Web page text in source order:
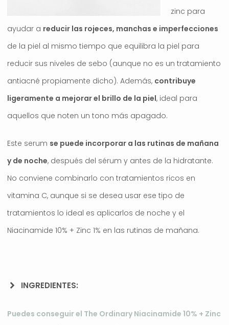
zinc para
ayudar a reducir las rojeces, manchas e imperfecciones
de la piel al mismo tiempo que equilibra la piel para
reducir sus niveles de sebo (aunque no es un tratamiento
antiacné propiamente dicho). Además, contribuye
ligeramente a mejorar el brillo de la piel, ideal para
aquellos que noten un tono más apagado.
Este serum se puede incorporar a las rutinas de mañana
y de noche, después del sérum y antes de la hidratante.
No conviene combinarlo con tratamientos ricos en
vitamina C, aunque si se desea usar ese tipo de
tratamientos lo ideal es aplicarlos de noche y el
Niacinamide 10% + Zinc 1% en las rutinas de mañana.
INGREDIENTES:
Puedes conseguir el The Ordinary Niacinamide 10% + Zinc